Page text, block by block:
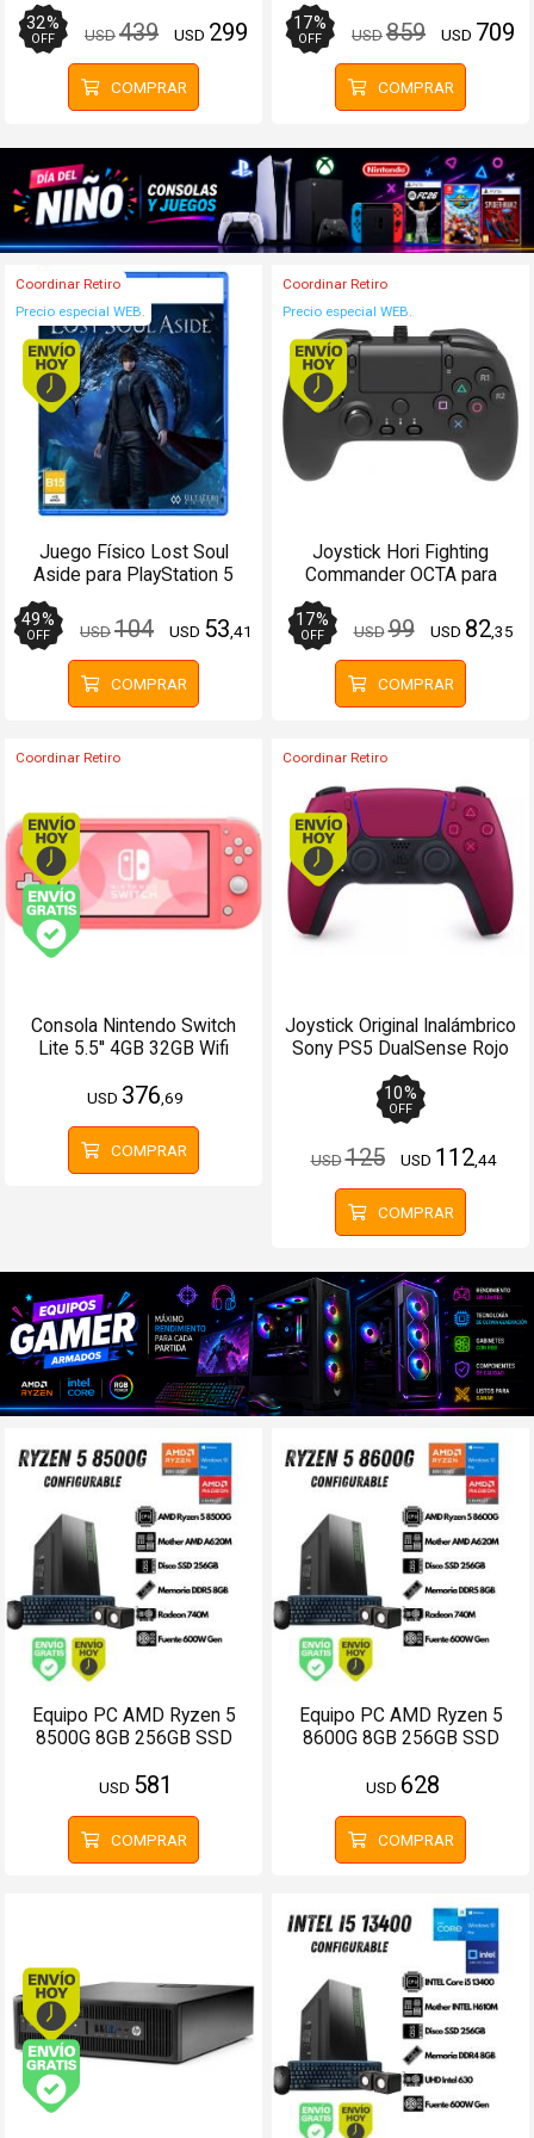
32%
OFF USD439 USD 299
COMPRAR
17%
OFF USD859 USD 709
COMPRAR
Coordinar Retiro
Precio especial WEB.
Envío hoy. Comprando antes de 13Hs.
Juego Físico Lost Soul
Aside para PlayStation 5
49%
OFF USD104 USD 53,41
COMPRAR
Coordinar Retiro
Precio especial WEB.
Envío hoy.
Joystick Hori Fighting
Commander OCTA para
PS5PS4PC Cableado
17%
OFF USD99 USD 82,35
COMPRAR
Coordinar Retiro
Envío hoy. Comprando antes de 13Hs.
Consola Nintendo Switch
Lite 5.5'' 4GB 32GB Wifi
USD 376 ,69
COMPRAR
Coordinar Retiro
Envío hoy.
Joystick Original Inalámbrico
Sony PS5 DualSense Rojo
10%
OFF
USD125 USD 112,44
COMPRAR
Equipo PC AMD Ryzen 5
8500G 8GB 256GB SSD
USD 581
COMPRAR
Equipo PC AMD Ryzen 5
8600G 8GB 256GB SSD
USD 628
COMPRAR
Envío gratis (Ver Envíos y Pagos)